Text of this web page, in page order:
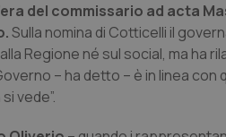
del commissario ad acta
Sulla nomina di Cotticelli il
Regione né sul social, ma ha
– ha detto – è in linea
vede”.